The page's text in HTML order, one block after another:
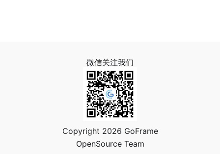
微信关注我们
Copyright 2026 GoFrame
OpenSource Team